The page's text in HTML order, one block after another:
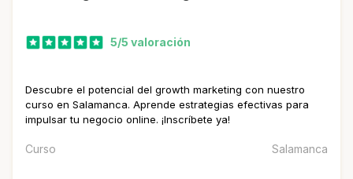
5/5 valoración
Descubre el potencial del growth marketing con nuestro
curso en Salamanca. Aprende estrategias efectivas para
impulsar tu negocio online. ¡Inscríbete ya!
Curso Salamanca